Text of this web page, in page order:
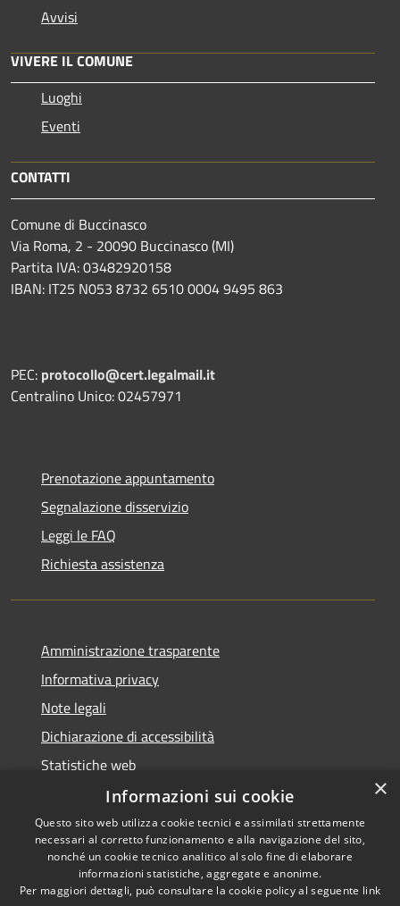
Avvisi
VIVERE IL COMUNE
Luoghi
Eventi
CONTATTI
Comune di Buccinasco
Via Roma, 2 - 20090 Buccinasco (MI)
Partita IVA: 03482920158
IBAN: IT25 N053 8732 6510 0004 9495 863
PEC: protocollo@cert.legalmail.it
Centralino Unico: 02457971
Prenotazione appuntamento
Segnalazione disservizio
Leggi le FAQ
Richiesta assistenza
Amministrazione trasparente
Informativa privacy
Note legali
Dichiarazione di accessibilità
Statistiche web
Accessibilità
Privacy
Copyright © 2026 • Comune di
Buccinasco • Powered by
Municipium•Accesso
×
Informazioni sui cookie
Questo sito web utilizza cookie tecnici e assimilati strettamente
necessari al corretto funzionamento e alla navigazione del sito,
nonché un cookie tecnico analitico al solo fine di elaborare
informazioni statistiche, aggregate e anonime.
Per maggiori dettagli, può consultare la cookie policy al seguente link